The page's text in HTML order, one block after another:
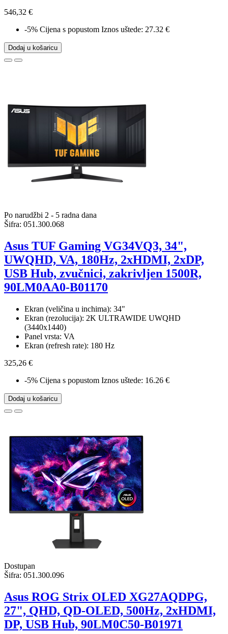
546,32 €
-5% Cijena s popustom Iznos uštede: 27.32 €
Dodaj u košaricu
Po narudžbi 2 - 5 radna dana
Šifra: 051.300.068
Asus TUF Gaming VG34VQ3, 34",
UWQHD, VA, 180Hz, 2xHDMI, 2xDP,
USB Hub, zvučnici, zakrivljen 1500R,
90LM0AA0-B01170
Ekran (veličina u inchima): 34"
Ekran (rezolucija): 2K ULTRAWIDE UWQHD
(3440x1440)
Panel vrsta: VA
Ekran (refresh rate): 180 Hz
325,26 €
-5% Cijena s popustom Iznos uštede: 16.26 €
Dodaj u košaricu
Dostupan
Šifra: 051.300.096
Asus ROG Strix OLED XG27AQDPG,
27", QHD, QD-OLED, 500Hz, 2xHDMI,
DP, USB Hub, 90LM0C50-B01971